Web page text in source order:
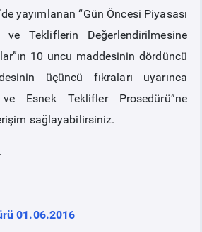
yayımlanan “Gün Öncesi Piyasası
ve Tekliflerin Değerlendirilmesine
10 uncu maddesinin dördüncü
üçüncü fıkraları uyarınca
Esnek Teklifler Prosedürü”ne
sağlayabilirsiniz.
01.06.2016